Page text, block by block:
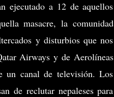
ejecutado a 12 de aquellos
masacre, la comunidad
y disturbios que nos
Airways y de Aerolíneas
un canal de televisión. Los
de reclutar nepaleses para